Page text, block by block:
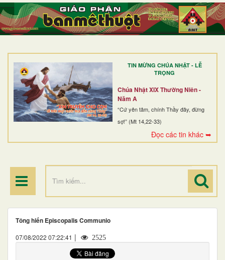
TIN MỪNG CHÚA NHẬT - LỄ
TRỌNG
Chúa Nhật XIX Thường Niên -
Năm A
“Cứ yên tâm, chính Thầy đây, đừng
sợ!” (Mt 14,22-33)
Đọc các tin khác ➥
TRANG NHẤT
GIỚI THIỆU
DÒNG TU
BAN MỤC VỤ
ĐOÀN THỂ CG
Tông hiến Episcopalis Communio
07/08/2022 07:22:41 | 2525